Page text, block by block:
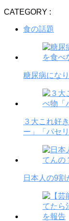
CATEGORY :
食の話題
糖尿病にな
３大これ好
ー」「パセリ
日本人の9割